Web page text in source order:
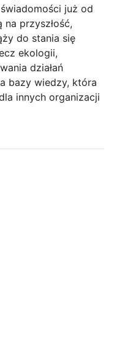
już od
na przyszłość,
do stania się
ekologii,
działań
bazy wiedzy, która
innych organizacji